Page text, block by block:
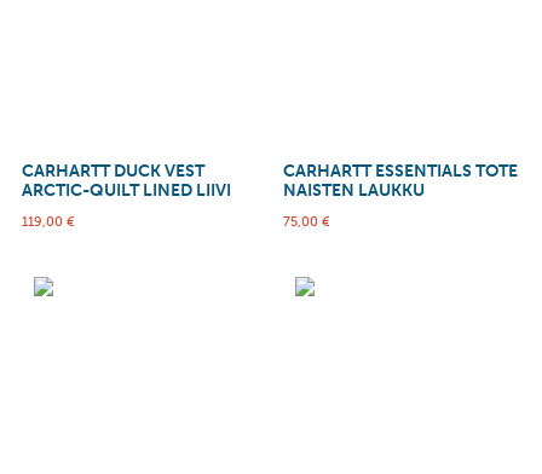
CARHARTT DUCK VEST
ARCTIC-QUILT LINED LIIVI
119,00 €
CARHARTT ESSENTIALS TOTE
NAISTEN LAUKKU
75,00 €